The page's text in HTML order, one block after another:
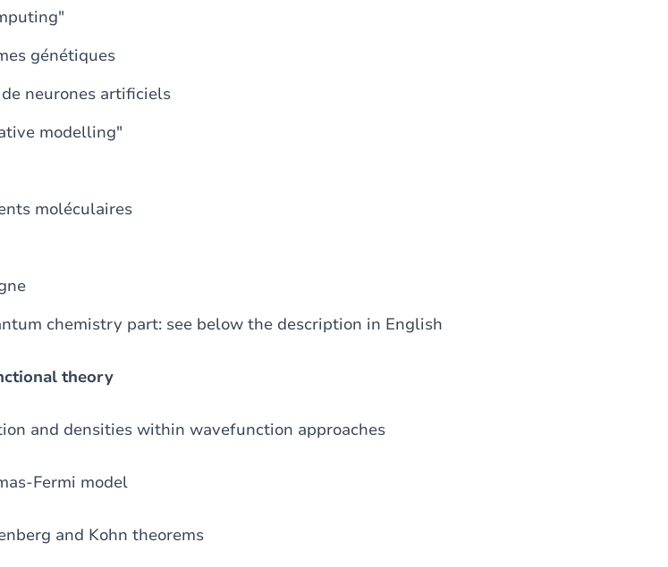
génétiques
de neurones artificiels
modelling"
moléculaires
chemistry part: see below the description in English
theory
and densities within wavefunction approaches
Fermi model
and Kohn theorems